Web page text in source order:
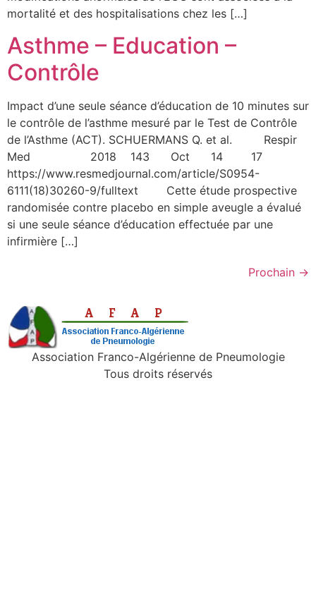
mortalité et des hospitalisations chez les […]
Asthme – Education –
Contrôle
Impact d’une seule séance d’éducation de 10 minutes sur
le contrôle de l’asthme mesuré par le Test de Contrôle
de l’Asthme (ACT). SCHUERMANS Q. et al. Respir
Med 2018 143 Oct 14 17
https://www.resmedjournal.com/article/S0954-
6111(18)30260-9/fulltext Cette étude prospective
randomisée contre placebo en simple aveugle a évalué
si une seule séance d’éducation effectuée par une
infirmière […]
Prochain →
Association Franco-Algérienne de Pneumologie
Tous droits réservés